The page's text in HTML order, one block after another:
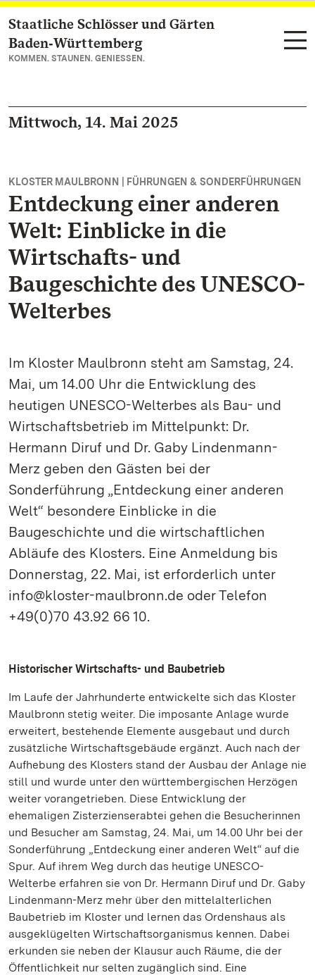
Zum Hauptinhalt springen
Staatliche Schlösser und Gärten
Baden‑Württemberg
KOMMEN. STAUNEN. GENIESSEN.
Mittwoch, 14. Mai 2025
KLOSTER MAULBRONN | FÜHRUNGEN & SONDERFÜHRUNGEN
Entdeckung einer anderen
Welt: Einblicke in die
Wirtschafts- und
Baugeschichte des UNESCO-
Welterbes
Im Kloster Maulbronn steht am Samstag, 24.
Mai, um 14.00 Uhr die Entwicklung des
heutigen UNESCO-Welterbes als Bau- und
Wirtschaftsbetrieb im Mittelpunkt: Dr.
Hermann Diruf und Dr. Gaby Lindenmann-
Merz geben den Gästen bei der
Sonderführung „Entdeckung einer anderen
Welt“ besondere Einblicke in die
Baugeschichte und die wirtschaftlichen
Abläufe des Klosters. Eine Anmeldung bis
Donnerstag, 22. Mai, ist erforderlich unter
info@kloster-maulbronn.de oder Telefon
+49(0)70 43.92 66 10.
Historischer Wirtschafts- und Baubetrieb
Im Laufe der Jahrhunderte entwickelte sich das Kloster
Maulbronn stetig weiter. Die imposante Anlage wurde
erweitert, bestehende Elemente ausgebaut und durch
zusätzliche Wirtschaftsgebäude ergänzt. Auch nach der
Aufhebung des Klosters stand der Ausbau der Anlage nie
still und wurde unter den württembergischen Herzögen
weiter vorangetrieben. Diese Entwicklung der
ehemaligen Zisterzienserabtei gehen die Besucherinnen
und Besucher am Samstag, 24. Mai, um 14.00 Uhr bei der
Sonderführung „Entdeckung einer anderen Welt“ auf die
Spur. Auf ihrem Weg durch das heutige UNESCO-
Welterbe erfahren sie von Dr. Hermann Diruf und Dr. Gaby
Lindenmann-Merz mehr über den mittelalterlichen
Baubetrieb im Kloster und lernen das Ordenshaus als
ausgeklügelten Wirtschaftsorganismus kennen. Dabei
erkunden sie neben der Klausur auch Räume, die der
Öffentlichkeit nur selten zugänglich sind. Eine